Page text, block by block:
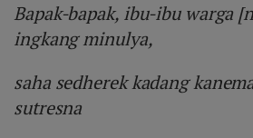
Bapak-bapak, ibu-ibu warga
ingkang minulya,
saha sedherek kadang
sutresna